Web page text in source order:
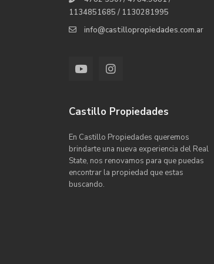
1134851685 / 1130281995
info@castillopropiedades.com.ar
Castillo Propiedades
En Castillo Propiedades queremos
brindarte una nueva experiencia del Real
State, nos renovamos para que puedas
encontrar la propiedad que estas
buscando.